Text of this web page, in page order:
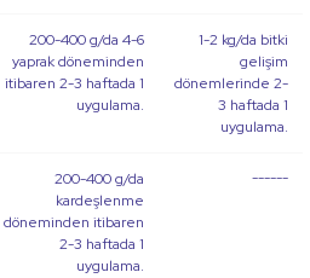
200-400 g/da 4-6
yaprak döneminden
itibaren 2-3 haftada 1
uygulama.
1-2 kg/da bitki
gelişim
dönemlerinde 2-
3 haftada 1
uygulama.
200-400 g/da
kardeşlenme
döneminden itibaren
2-3 haftada 1
uygulama.
------